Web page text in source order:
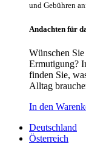
und Gebühren
Andachten für
Wünschen
Ermutigung?
finden Sie,
Alltag
In den
Deutschland
Österreich